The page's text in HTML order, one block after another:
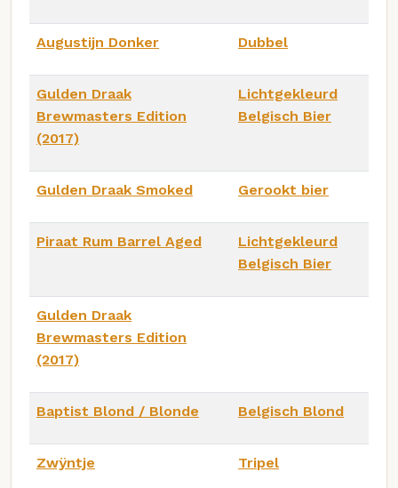
Augustijn Donker Dubbel
Gulden Draak
Brewmasters Edition
(2017)
Lichtgekleurd
Belgisch Bier
Gulden Draak Smoked Gerookt bier
Piraat Rum Barrel Aged
Lichtgekleurd
Belgisch Bier
Gulden Draak
Brewmasters Edition
(2017)
Baptist Blond / Blonde Belgisch Blond
Zwÿntje Tripel